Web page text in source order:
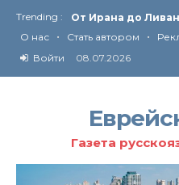
Trending :
От Ирана до
Союз кислоликих
Соглашение США
От Ирана до
О нас • Стать автором •
Войти
08.07.2026
Газета